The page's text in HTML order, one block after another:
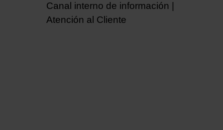
Canal interno de información
Atención al Cliente